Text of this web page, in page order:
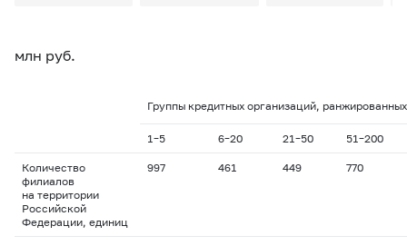
млн руб.
Группы кредитных организаций,
1–5 6–20 21–50 51–200
Количество
филиалов
на территории
Российской
Федерации, единиц
997 461 449 770